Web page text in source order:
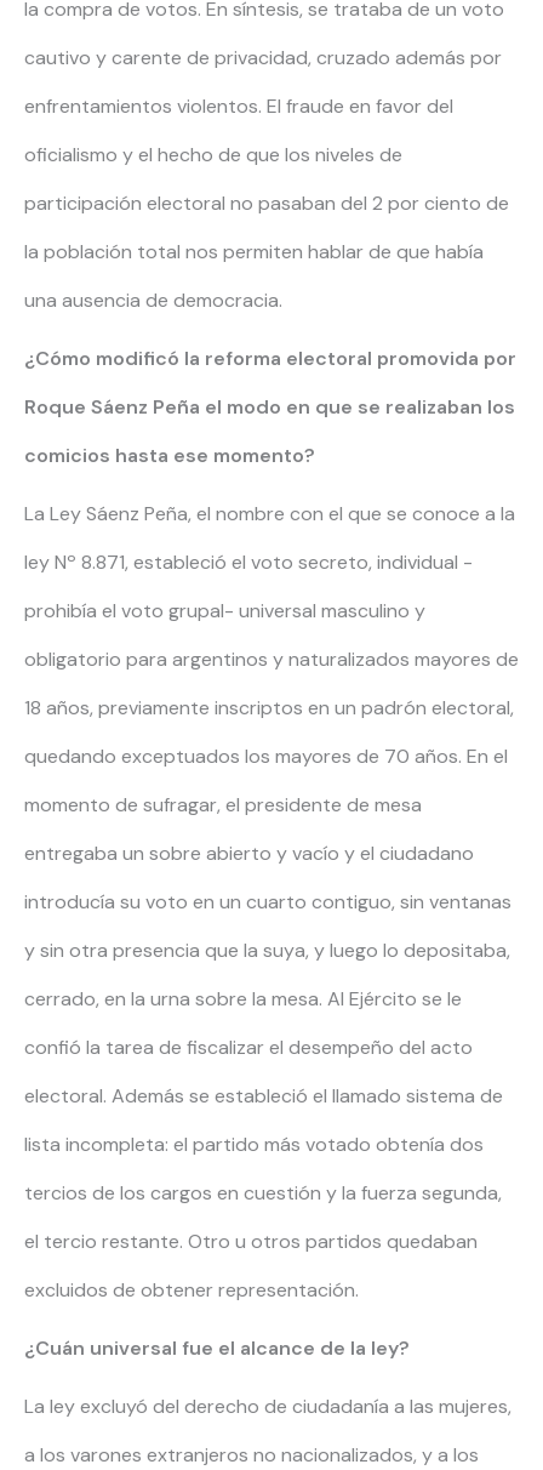
la compra de votos. En síntesis, se trataba de un voto
cautivo y carente de privacidad, cruzado además por
enfrentamientos violentos. El fraude en favor del
oficialismo y el hecho de que los niveles de
participación electoral no pasaban del 2 por ciento de
la población total nos permiten hablar de que había
una ausencia de democracia.
¿Cómo modificó la reforma electoral promovida por
Roque Sáenz Peña el modo en que se realizaban los
comicios hasta ese momento?
La Ley Sáenz Peña, el nombre con el que se conoce a la
ley Nº 8.871, estableció el voto secreto, individual -
prohibía el voto grupal- universal masculino y
obligatorio para argentinos y naturalizados mayores de
18 años, previamente inscriptos en un padrón electoral,
quedando exceptuados los mayores de 70 años. En el
momento de sufragar, el presidente de mesa
entregaba un sobre abierto y vacío y el ciudadano
introducía su voto en un cuarto contiguo, sin ventanas
y sin otra presencia que la suya, y luego lo depositaba,
cerrado, en la urna sobre la mesa. Al Ejército se le
confió la tarea de fiscalizar el desempeño del acto
electoral. Además se estableció el llamado sistema de
lista incompleta: el partido más votado obtenía dos
tercios de los cargos en cuestión y la fuerza segunda,
el tercio restante. Otro u otros partidos quedaban
excluidos de obtener representación.
¿Cuán universal fue el alcance de la ley?
La ley excluyó del derecho de ciudadanía a las mujeres,
a los varones extranjeros no nacionalizados, y a los